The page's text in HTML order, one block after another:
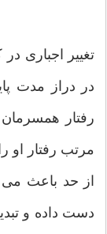
تغییر اجباری
در دراز مدت
رفتار
مرتب رفتار او
از حد باعث
دست داده و